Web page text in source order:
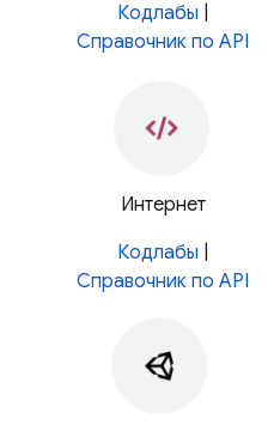
Кодлабы
Справочник по API
Интернет
Кодлабы
Справочник по API